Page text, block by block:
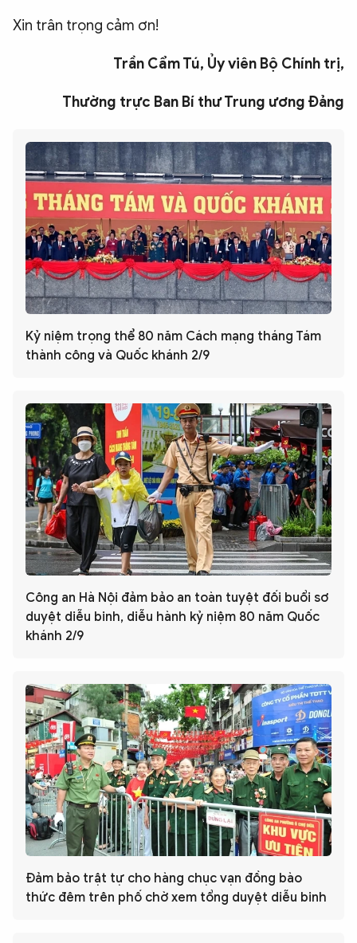
Xin trân trọng cảm ơn!
Trần Cẩm Tú, Ủy viên Bộ Chính trị,
Thường trực Ban Bí thư Trung ương Đảng
Kỷ niệm trọng thể 80 năm Cách mạng tháng Tám
thành công và Quốc khánh 2/9
Công an Hà Nội đảm bảo an toàn tuyệt đối buổi sơ
duyệt diễu binh, diễu hành kỷ niệm 80 năm Quốc
khánh 2/9
Đảm bảo trật tự cho hàng chục vạn đồng bào
thức đêm trên phố chờ xem tổng duyệt diễu binh